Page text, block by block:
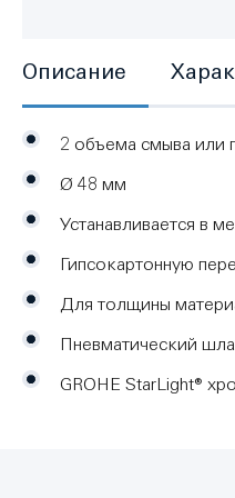
Описание
2 объема смыва или
Ø 48 мм
Устанавливается в
Гипсокартонную
Для толщины
Пневматический
GROHE StarLight®